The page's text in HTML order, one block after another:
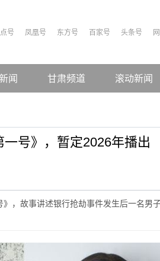
号 凤凰号 东方号 百家号 头条号
闻 甘肃频道 滚动新闻
号》，暂定2026年播出
，故事讲述银行抢劫事件发生后一名男